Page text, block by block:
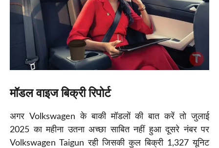
मॉडल वाइज बिक्री रिपोर्ट
अगर Volkswagen के बाकी मॉडलों की बात करें तो जुलाई
2025 का महीना उतना अच्छा साबित नहीं हुआ दूसरे नंबर पर
Volkswagen Taigun रही जिसकी कुल बिक्री 1,327 यूनिट